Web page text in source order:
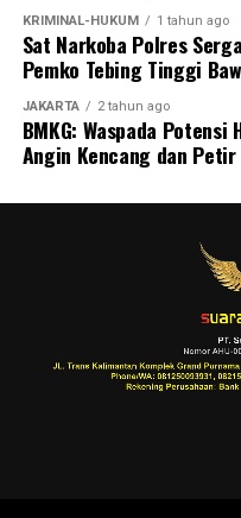
KRIMINAL-HUKUM 1 tahun ago
Sat Narkoba Polres
Pemko Tebing Tinggi
JAKARTA 2 tahun ago
BMKG: Waspada Potensi
Angin Kencang dan Petir